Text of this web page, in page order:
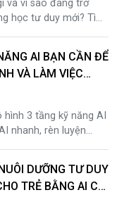
và vì sao đang trở
học tư duy mới? Tìm
triển kỹ năng cá
AI BẠN CẦN ĐỂ
VÀ LÀM VIỆC
HƠN
hình 3 tầng kỹ năng AI
nhanh, rèn luyện
AI mentor.
DƯỠNG TƯ DUY
TRẺ BẰNG AI CÁ
GIÁO DỤC